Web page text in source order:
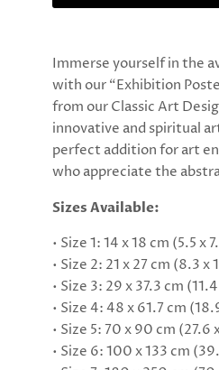
Immerse yourself in the
with our “Exhibition
from our Classic Art
innovative and spiritual
perfect addition for art
who appreciate the
Sizes Available:
• Size 1: 14 x 18 cm (5.5 x
• Size 2: 21 x 27 cm (8.3 x
• Size 3: 29 x 37.3 cm
• Size 4: 48 x 61.7 cm
• Size 5: 70 x 90 cm (27.6
• Size 6: 100 x 133 cm